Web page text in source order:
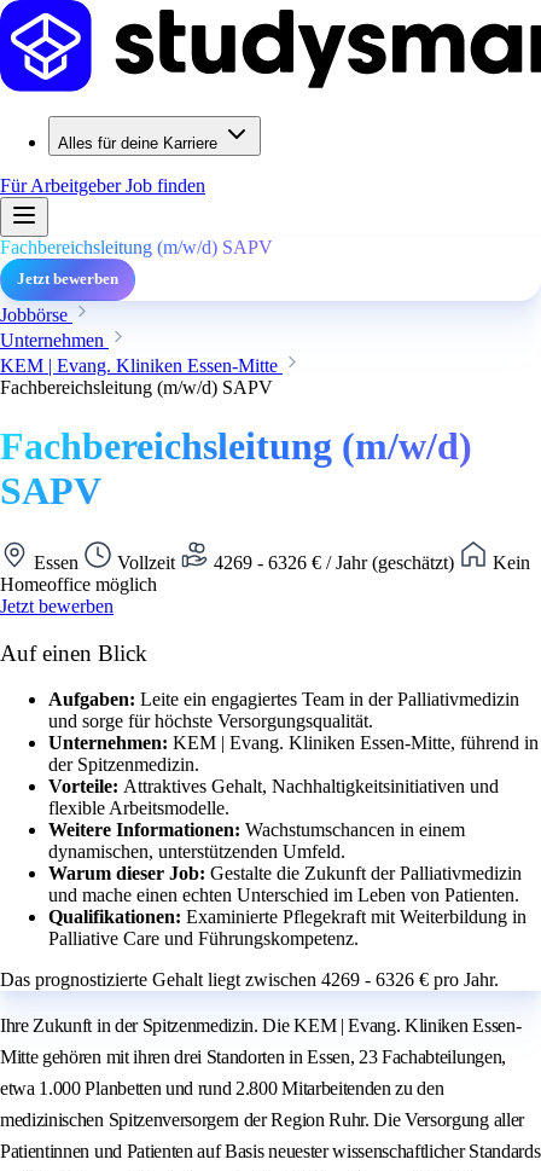
Alles für deine Karriere
Für ArbeitgeberJob finden
Fachbereichsleitung (m/w/d) SAPV
Jetzt bewerben
Jobbörse
Unternehmen
KEM | Evang. Kliniken Essen-Mitte
Fachbereichsleitung (m/w/d) SAPV
Fachbereichsleitung (m/w/d)
SAPV
Essen Vollzeit 4269 - 6326 € / Jahr (geschätzt)
Kein
Homeoffice möglich
Jetzt bewerben
Auf einen Blick
Aufgaben: Leite ein engagiertes Team in der Palliativmedizin
und sorge für höchste Versorgungsqualität.
Unternehmen: KEM | Evang. Kliniken Essen-Mitte, führend in
der Spitzenmedizin.
Vorteile: Attraktives Gehalt, Nachhaltigkeitsinitiativen und
flexible Arbeitsmodelle.
Weitere Informationen: Wachstumschancen in einem
dynamischen, unterstützenden Umfeld.
Warum dieser Job: Gestalte die Zukunft der Palliativmedizin
und mache einen echten Unterschied im Leben von Patienten.
Qualifikationen: Examinierte Pflegekraft mit Weiterbildung in
Palliative Care und Führungskompetenz.
Das prognostizierte Gehalt liegt zwischen 4269 - 6326 € pro Jahr.
Ihre Zukunft in der Spitzenmedizin. Die KEM | Evang. Kliniken Essen-
Mitte gehören mit ihren drei Standorten in Essen, 23 Fachabteilungen,
etwa 1.000 Planbetten und rund 2.800 Mitarbeitenden zu den
medizinischen Spitzenversorgern der Region Ruhr. Die Versorgung aller
Patientinnen und Patienten auf Basis neuester wissenschaftlicher Standards